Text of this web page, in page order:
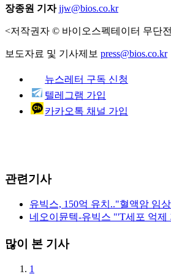
장종원 기자 jjw@bios.co.kr
<저작권자 © 바이오스펙테이터 무단
보도자료 및 기사제보 press@bios.co.kr
뉴스레터 구독 신청
텔레그램 가입
카카오톡 채널 가입
관련기사
유빅스, 150억 유치.."혈액암 임
네오이뮨텍-유빅스 "'T세포 억제
많이 본 기사
1